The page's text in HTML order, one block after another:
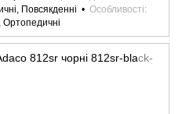
Повсякденні
Особливості
Ортопедичні